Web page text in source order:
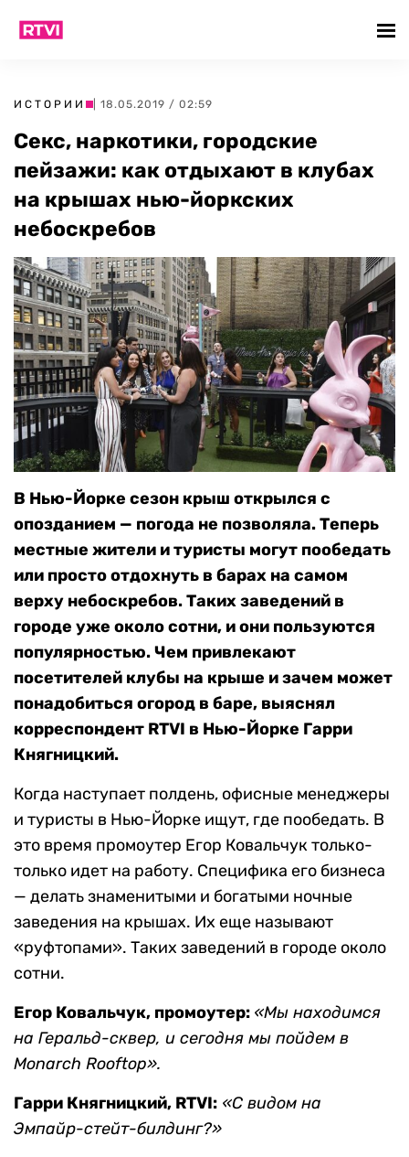
ИСТОРИИ | 18.05.2019 / 02:59
Секс, наркотики, городские
пейзажи: как отдыхают в клубах
на крышах нью-йоркских
небоскребов
В Нью-Йорке сезон крыш открылся с
опозданием — погода не позволяла. Теперь
местные жители и туристы могут пообедать
или просто отдохнуть в барах на самом
верху небоскребов. Таких заведений в
городе уже около сотни, и они пользуются
популярностью. Чем привлекают
посетителей клубы на крыше и зачем может
понадобиться огород в баре, выяснял
корреспондент RTVI в Нью-Йорке Гарри
Княгницкий.
Когда наступает полдень, офисные менеджеры
и туристы в Нью-Йорке ищут, где пообедать. В
это время промоутер Егор Ковальчук только-
только идет на работу. Специфика его бизнеса
— делать знаменитыми и богатыми ночные
заведения на крышах. Их еще называют
«руфтопами». Таких заведений в городе около
сотни.
Егор Ковальчук, промоутер: «Мы находимся
на Геральд-сквер, и сегодня мы пойдем в
Monarch Rooftop».
Гарри Княгницкий, RTVI: «С видом на
Эмпайр-стейт-билдинг?»